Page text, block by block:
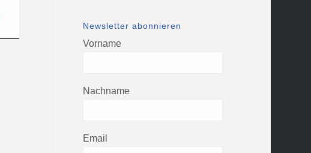
Newsletter abonnieren
Vorname
Nachname
Email